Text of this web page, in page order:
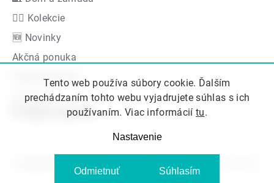
Tento web používa súbory cookie. Ďalším
prechádzaním tohto webu vyjadrujete súhlas s ich
používaním. Viac informácií tu.
Nastavenie
Odmietnuť Súhlasím
👍🏻 Kolekcie
🆕 Novinky
Akčná ponuka
Radyzezahrady
Značky
Podporujeme